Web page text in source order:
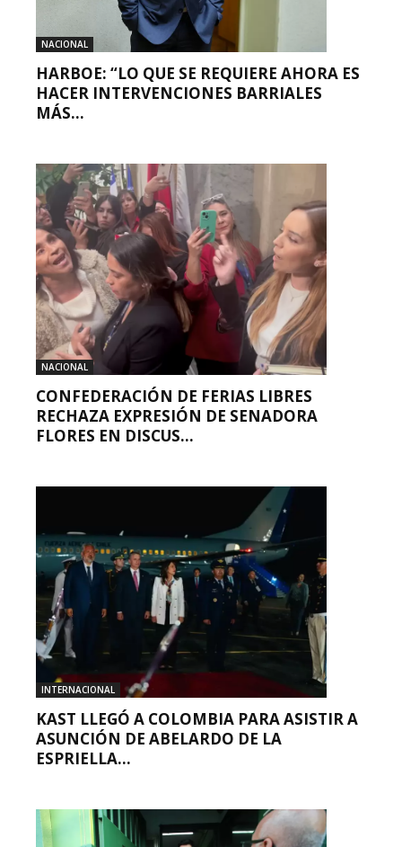
NACIONAL
HARBOE: “LO QUE SE REQUIERE AHORA ES
HACER INTERVENCIONES BARRIALES
MÁS...
NACIONAL
CONFEDERACIÓN DE FERIAS LIBRES
RECHAZA EXPRESIÓN DE SENADORA
FLORES EN DISCUS...
INTERNACIONAL
KAST LLEGÓ A COLOMBIA PARA ASISTIR A
ASUNCIÓN DE ABELARDO DE LA
ESPRIELLA...